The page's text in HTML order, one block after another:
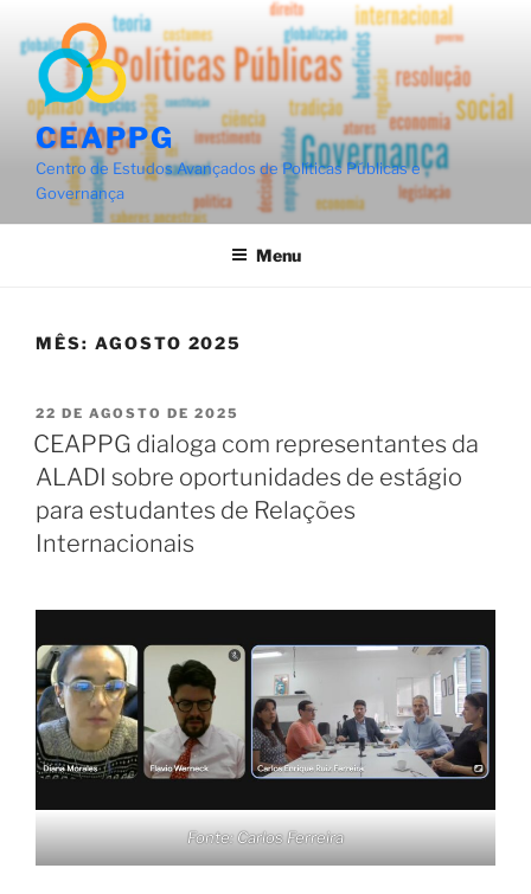
para
conteúdo
CEAPPG
Centro de Estudos Avançados de Políticas Públicas e
Governança
Menu
MÊS: AGOSTO 2025
PUBLICADO
EM
22 DE AGOSTO DE 2025
CEAPPG dialoga com representantes da
ALADI sobre oportunidades de estágio
para estudantes de Relações
Internacionais
Fonte: Carlos Ferreira